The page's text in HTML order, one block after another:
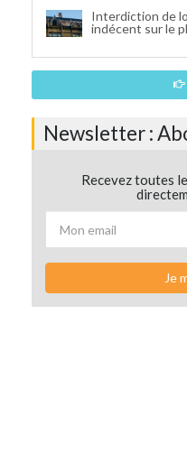
Interdiction de
indécent sur le
Newsletter :
Recevez toutes
Je